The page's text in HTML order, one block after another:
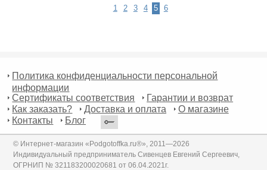
1 2 3 4 5 6
Политика конфиденциальности персональной
информации
Сертификаты соответствия
Гарантии и возврат
Как заказать?
Доставка и оплата
О магазине
Контакты
Блог
© Интернет-магазин «Podgotoffka.ru®», 2011—2026
Индивидуальный предприниматель Сивенцев Евгений Сергеевич,
ОГРНИП № 321183200020681 от 06.04.2021г.